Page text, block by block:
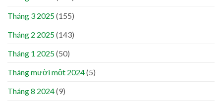
Tháng 3 2025(155)
Tháng 2 2025(143)
Tháng 1 2025(50)
Tháng mười một 2024(5)
Tháng 8 2024(9)